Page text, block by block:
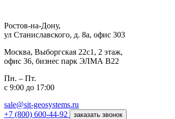
Ростов-на-Дону,
ул Станиславского, д. 8а, офис 303
Москва, Выборгская 22с1, 2 этаж,
офис 36, бизнес парк ЭЛМА В22
Пн. – Пт.
с 9:00 до 17:00
sale@sit-geosystems.ru
+7 (800) 600-44-92
заказать звонок